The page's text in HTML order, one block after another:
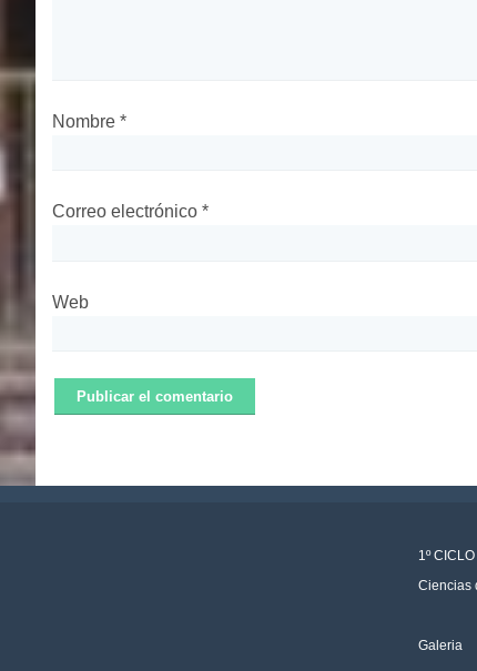
Nombre *
Correo electrónico *
Web
1º CICLO
Ciencias
Galeria